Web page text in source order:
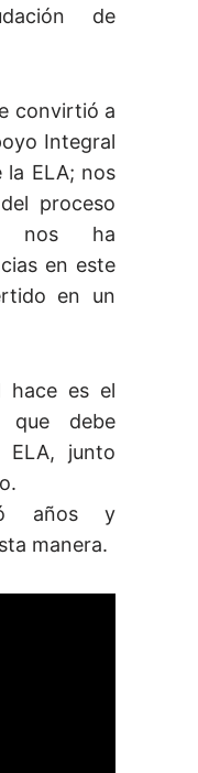
de
convirtió a
Integral
la ELA; nos
proceso
nos ha
en este
en un
hace es el
que debe
ELA, junto
años y
manera.